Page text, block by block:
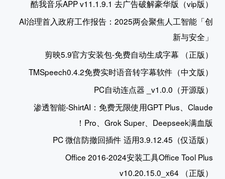
酷我音乐APP v11.1.9.1 去广告破解豪华版（vip版）
AI治理首入政府工作报告：2025两会聚焦人工智能「创
新与安全」
剪映5.9官方安装包-免费自动生成字幕 （正版）
TMSpeech0.4.2免费实时语音转字幕软件（中文版）
PC自动连点器 _v1.0.0（开源版）
渗透智能-ShirtAI：免费无限使用GPT Plus、Claude
Pro、Grok Super、Deepseek满血版！
PC 微信防撤回插件 适用3.9.12.45（仅适版）
Office 2016-2024安装工具Office Tool Plus
v10.20.15.0_x64 （正版）